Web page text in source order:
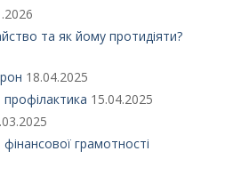
та як йому протидіяти?
18.04.2025
15.04.2025
грамотності